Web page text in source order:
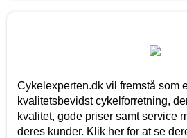
Cykelexperten.dk vil fremstå som
kvalitetsbevidst cykelforretning,
kvalitet, gode priser samt service
deres kunder. Klik her for at se